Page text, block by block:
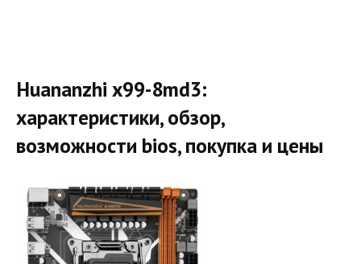
Huananzhi x99-8md3:
характеристики, обзор,
возможности bios, покупка и цены